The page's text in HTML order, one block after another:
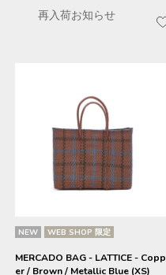
再入荷お知らせ
NEW WEB SHOP 限定
MERCADO BAG - LATTICE - Copp
er / Brown / Metallic Blue (XS)